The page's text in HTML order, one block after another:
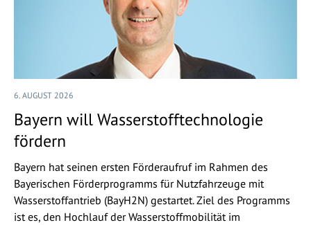
6. AUGUST 2026
Bayern will Wasserstofftechnologie
fördern
Bayern hat seinen ersten Förderaufruf im Rahmen des
Bayerischen Förderprogramms für Nutzfahrzeuge mit
Wasserstoffantrieb (BayH2N) gestartet. Ziel des Programms
ist es, den Hochlauf der Wasserstoffmobilität im